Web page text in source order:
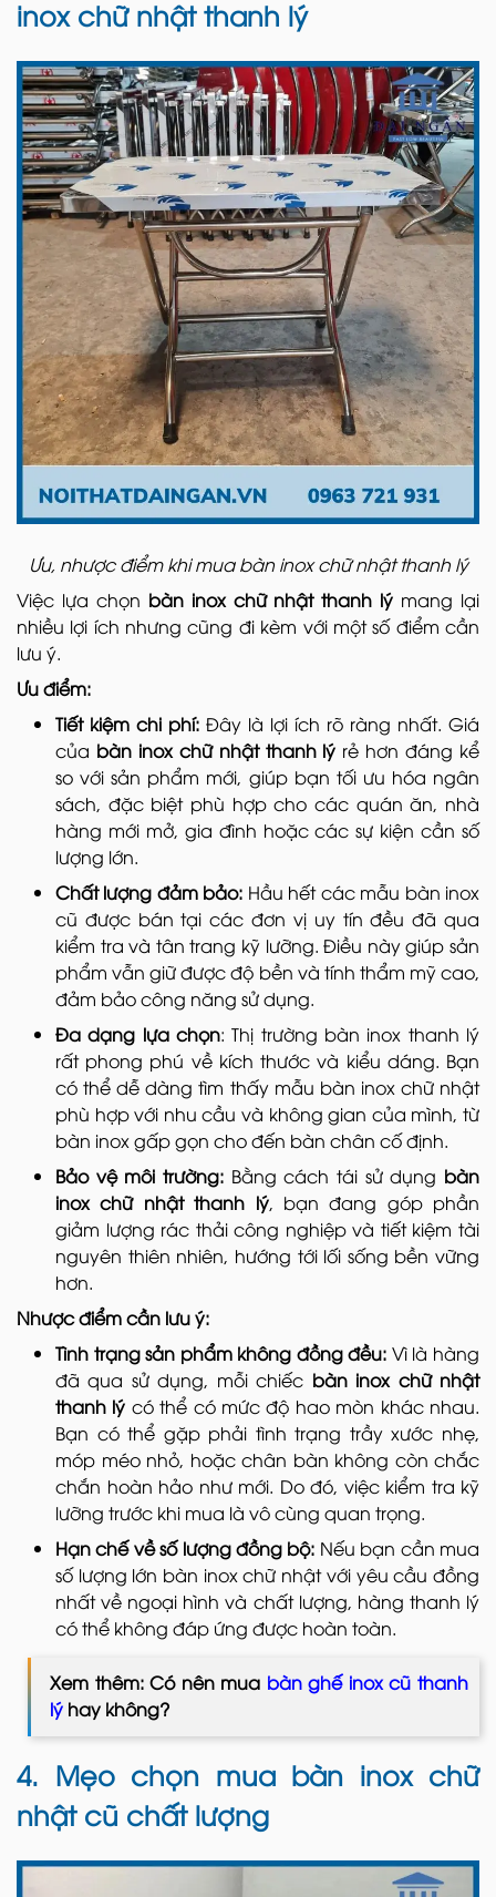
inox chữ nhật thanh lý
Ưu, nhược điểm khi mua bàn inox chữ nhật thanh lý
Việc lựa chọn bàn inox chữ nhật thanh lý mang lại
nhiều lợi ích nhưng cũng đi kèm với một số điểm cần
lưu ý.
Ưu điểm:
Tiết kiệm chi phí: Đây là lợi ích rõ ràng nhất. Giá
của bàn inox chữ nhật thanh lý rẻ hơn đáng kể
so với sản phẩm mới, giúp bạn tối ưu hóa ngân
sách, đặc biệt phù hợp cho các quán ăn, nhà
hàng mới mở, gia đình hoặc các sự kiện cần số
lượng lớn.
Chất lượng đảm bảo: Hầu hết các mẫu bàn inox
cũ được bán tại các đơn vị uy tín đều đã qua
kiểm tra và tân trang kỹ lưỡng. Điều này giúp sản
phẩm vẫn giữ được độ bền và tính thẩm mỹ cao,
đảm bảo công năng sử dụng.
Đa dạng lựa chọn: Thị trường bàn inox thanh lý
rất phong phú về kích thước và kiểu dáng. Bạn
có thể dễ dàng tìm thấy mẫu bàn inox chữ nhật
phù hợp với nhu cầu và không gian của mình, từ
bàn inox gấp gọn cho đến bàn chân cố định.
Bảo vệ môi trường: Bằng cách tái sử dụng bàn
inox chữ nhật thanh lý, bạn đang góp phần
giảm lượng rác thải công nghiệp và tiết kiệm tài
nguyên thiên nhiên, hướng tới lối sống bền vững
hơn.
Nhược điểm cần lưu ý:
Tình trạng sản phẩm không đồng đều: Vì là hàng
đã qua sử dụng, mỗi chiếc bàn inox chữ nhật
thanh lý có thể có mức độ hao mòn khác nhau.
Bạn có thể gặp phải tình trạng trầy xước nhẹ,
móp méo nhỏ, hoặc chân bàn không còn chắc
chắn hoàn hảo như mới. Do đó, việc kiểm tra kỹ
lưỡng trước khi mua là vô cùng quan trọng.
Hạn chế về số lượng đồng bộ: Nếu bạn cần mua
số lượng lớn bàn inox chữ nhật với yêu cầu đồng
nhất về ngoại hình và chất lượng, hàng thanh lý
có thể không đáp ứng được hoàn toàn.
Xem thêm: Có nên mua bàn ghế inox cũ thanh
lý hay không?
4. Mẹo chọn mua bàn inox chữ
nhật cũ chất lượng